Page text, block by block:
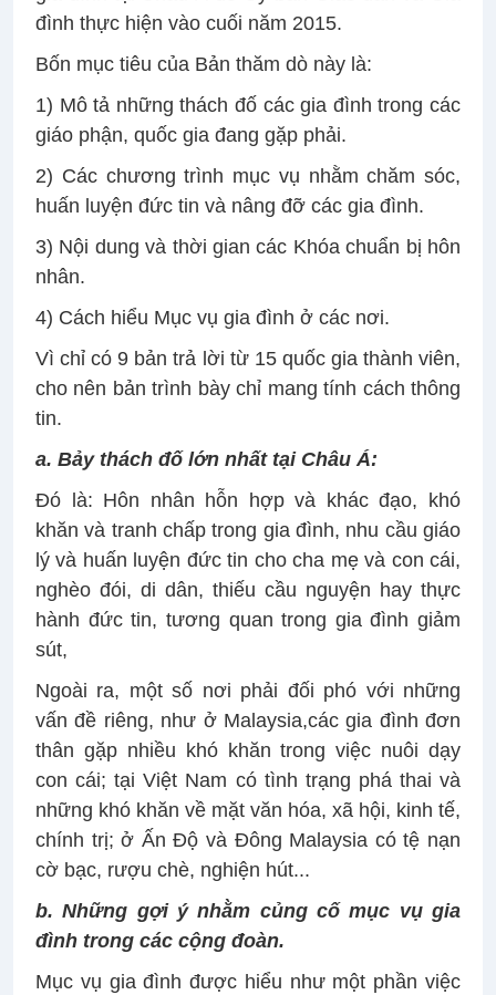
đình thực hiện vào cuối năm 2015.
Bốn mục tiêu của Bản thăm dò này là:
1) Mô tả những thách đố các gia đình trong các
giáo phận, quốc gia đang gặp phải.
2) Các chương trình mục vụ nhằm chăm sóc,
huấn luyện đức tin và nâng đỡ các gia đình.
3) Nội dung và thời gian các Khóa chuẩn bị hôn
nhân.
4) Cách hiểu Mục vụ gia đình ở các nơi.
Vì chỉ có 9 bản trả lời từ 15 quốc gia thành viên,
cho nên bản trình bày chỉ mang tính cách thông
tin.
a. Bảy thách đố lớn nhất tại Châu Á:
Đó là: Hôn nhân hỗn hợp và khác đạo, khó
khăn và tranh chấp trong gia đình, nhu cầu giáo
lý và huấn luyện đức tin cho cha mẹ và con cái,
nghèo đói, di dân, thiếu cầu nguyện hay thực
hành đức tin, tương quan trong gia đình giảm
sút,
Ngoài ra, một số nơi phải đối phó với những
vấn đề riêng, như ở Malaysia,các gia đình đơn
thân gặp nhiều khó khăn trong việc nuôi dạy
con cái; tại Việt Nam có tình trạng phá thai và
những khó khăn về mặt văn hóa, xã hội, kinh tế,
chính trị; ở Ấn Độ và Đông Malaysia có tệ nạn
cờ bạc, rượu chè, nghiện hút...
b. Những gợi ý nhằm củng cố mục vụ gia
đình trong các cộng đoàn.
Mục vụ gia đình được hiểu như một phần việc